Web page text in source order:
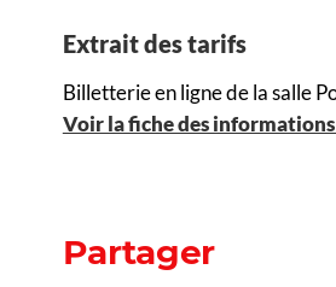
Extrait des tarifs
Billetterie en ligne de la salle
Voir la fiche des
Partager